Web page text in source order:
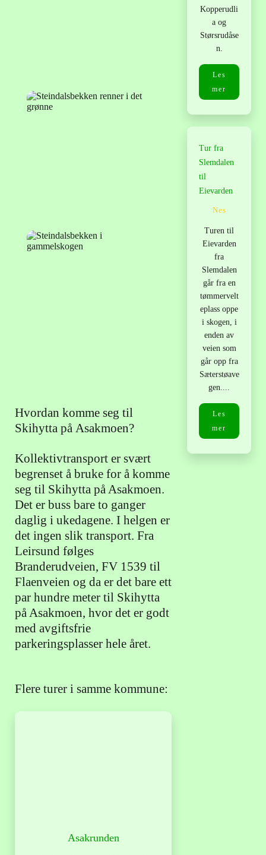
Hvordan komme seg til
Skihytta på Asakmoen?
Kollektivtransport er svært
begrenset å bruke for å komme
seg til Skihytta på Asakmoen.
Det er buss bare to ganger
daglig i ukedagene. I helgen er
det ingen slik transport. Fra
Leirsund følges
Branderudveien, FV 1539 til
Flaenveien og da er det bare ett
par hundre meter til Skihytta
på Asakmoen, hvor det er godt
med avgiftsfrie
parkeringsplasser hele året.
Flere turer i samme kommune:
Asakrunden
Kopperudli
a og
Størsrudåse
n.
Les
mer
Tur fra
Slemdalen
til
Eievarden
Nes
Turen til
Eievarden
fra
Slemdalen
går fra en
tømmervelt
eplass oppe
i skogen, i
enden av
veien som
går opp fra
Sæterstøave
gen....
Les
mer